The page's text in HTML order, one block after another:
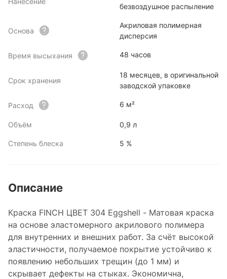
безвоздушное распыление
Основа
Акриловая полимерная
дисперсия
Время высыхания 48 часов
Срок хранения
18 месяцев, в оригинальной
заводской упаковке
Расход 6 м²
Объём 0,9 л
Степень блеска 5 %
Описание
Краска FINCH ЦВЕТ 304 Eggshell - Матовая краска
на основе эластомерного акрилового полимера
для внутренних и внешних работ. За счёт высокой
эластичности, получаемое покрытие устойчиво к
появлению небольших трещин (до 1 мм) и
скрывает дефекты на стыках. Экономична,